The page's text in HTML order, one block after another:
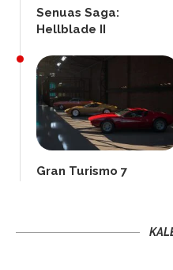
Senuas Saga:
Hellblade II
Gran Turismo 7